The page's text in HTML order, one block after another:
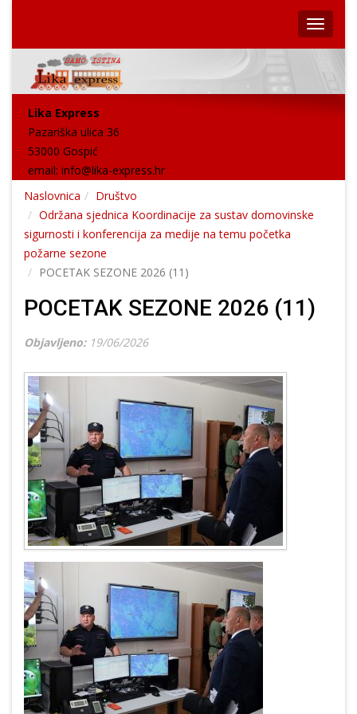
Lika Express
Pazariška ulica 36
53000 Gospić
email: info@lika-express.hr
Naslovnica
Društvo
Održana sjednica Koordinacije za sustav domovinske
sigurnosti i konferencija za medije na temu početka
požarne sezone
POCETAK SEZONE 2026 (11)
POCETAK SEZONE 2026 (11)
Objavljeno: 19/06/2026